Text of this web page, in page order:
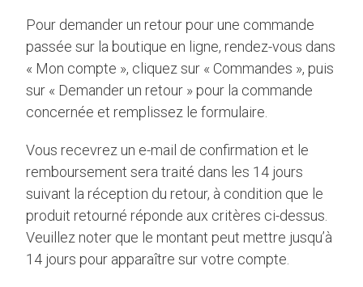
Pour demander un retour pour une commande
passée sur la boutique en ligne, rendez-vous dans
« Mon compte », cliquez sur « Commandes », puis
sur « Demander un retour » pour la commande
concernée et remplissez le formulaire.
Vous recevrez un e-mail de confirmation et le
remboursement sera traité dans les 14 jours
suivant la réception du retour, à condition que le
produit retourné réponde aux critères ci-dessus.
Veuillez noter que le montant peut mettre jusqu’à
14 jours pour apparaître sur votre compte.